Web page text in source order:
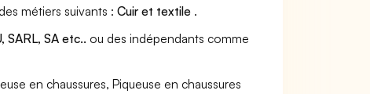
métiers suivants :Cuir et textile .
SARL, SA etc.. ou des indépendants comme
en chaussures, Piqueuse en chaussures